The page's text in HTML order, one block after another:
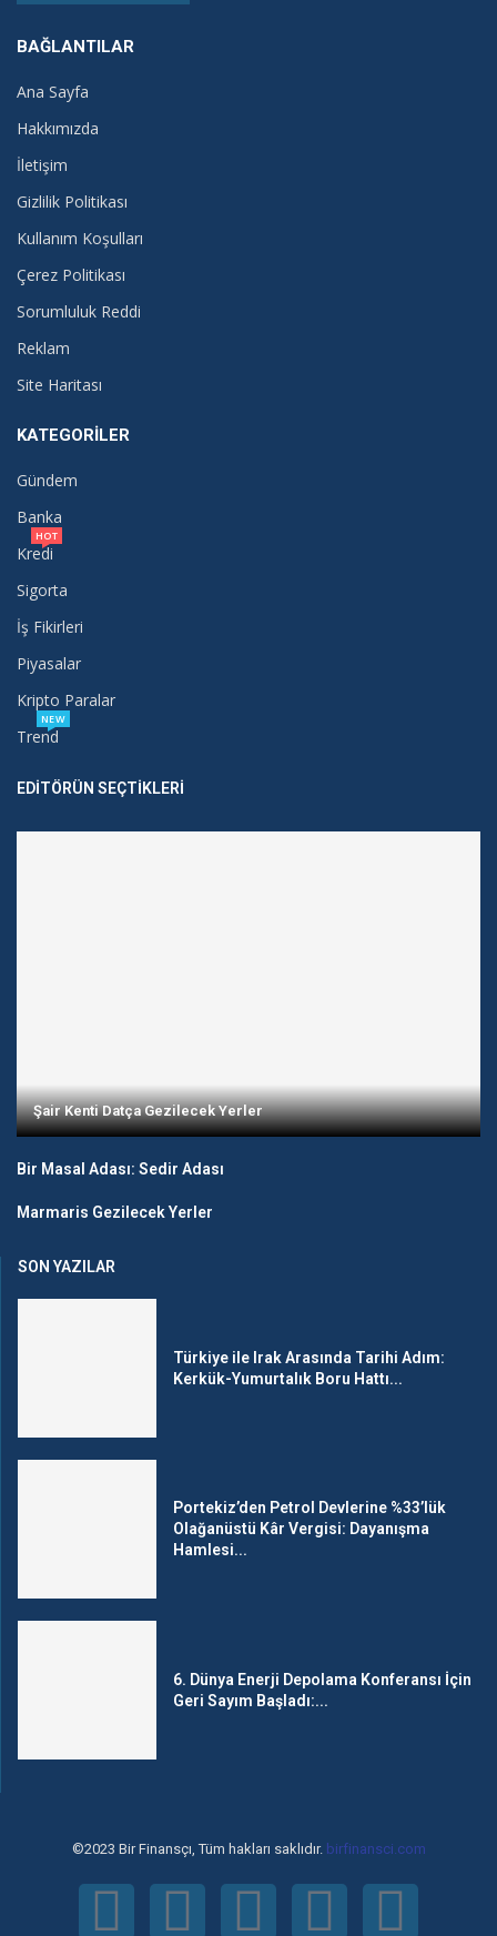
BAĞLANTILAR
Ana Sayfa
Hakkımızda
İletişim
Gizlilik Politikası
Kullanım Koşulları
Çerez Politikası
Sorumluluk Reddi
Reklam
Site Haritası
KATEGORILER
Gündem
Banka
Kredi
HOT
Sigorta
İş Fikirleri
Piyasalar
Kripto Paralar
Trend
NEW
EDITÖRÜN SEÇTIKLERI
Şair Kenti Datça Gezilecek Yerler
Bir Masal Adası: Sedir Adası
Marmaris Gezilecek Yerler
SON YAZILAR
Türkiye ile Irak Arasında Tarihi Adım:
Kerkük-Yumurtalık Boru Hattı...
Portekiz’den Petrol Devlerine %33’lük
Olağanüstü Kâr Vergisi: Dayanışma
Hamlesi...
6. Dünya Enerji Depolama Konferansı İçin
Geri Sayım Başladı:...
©2023 Bir Finansçı, Tüm hakları saklıdır. birfinansci.com